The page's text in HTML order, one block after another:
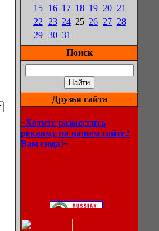
15 16 17 18 19 20 21
22
23 24 25 26 27 28
29 30 31
Поиск
Друзья сайта
~Хотите разместить
рекламу на нашем сайте?
Вам сюда!~